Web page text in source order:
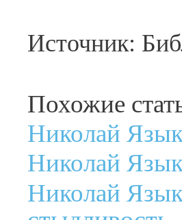
Источник:
Похожие
Николай
Николай
Николай